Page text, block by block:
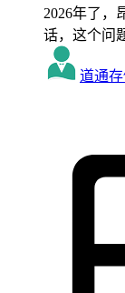
2026年了，
话，这个问
道通